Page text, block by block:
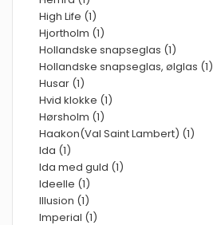
High Life (1)
Hjortholm (1)
Hollandske snapseglas (1)
Hollandske snapseglas, ølglas (1)
Husar (1)
Hvid klokke (1)
Hørsholm (1)
Haakon(Val Saint Lambert) (1)
Ida (1)
Ida med guld (1)
Ideelle (1)
Illusion (1)
Imperial (1)